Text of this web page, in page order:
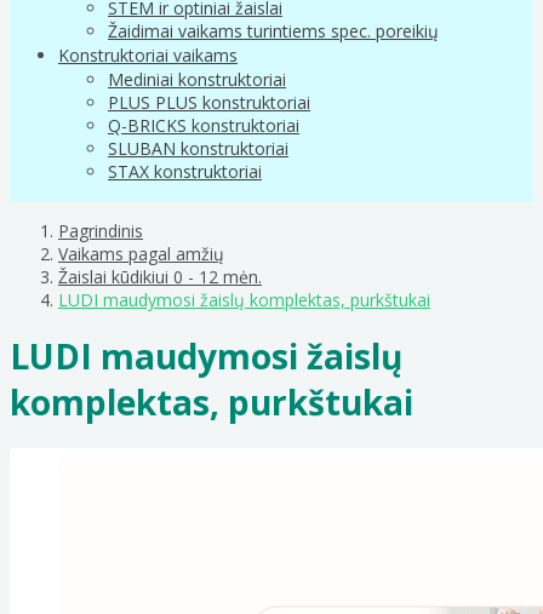
STEM ir optiniai žaislai
Žaidimai vaikams turintiems spec. poreikių
Konstruktoriai vaikams
Mediniai konstruktoriai
PLUS PLUS konstruktoriai
Q-BRICKS konstruktoriai
SLUBAN konstruktoriai
STAX konstruktoriai
Pagrindinis
Vaikams pagal amžių
Žaislai kūdikiui 0 - 12 mėn.
LUDI maudymosi žaislų komplektas, purkštukai
LUDI maudymosi žaislų
komplektas, purkštukai